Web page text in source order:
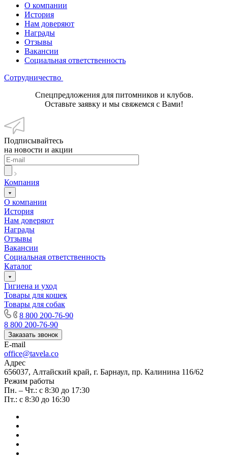
О компании
История
Нам доверяют
Награды
Отзывы
Вакансии
Социальная ответственность
Сотрудничество
Спецпредложения для питомников и клубов.
Оставьте заявку и мы свяжемся с Вами!
Подписывайтесь
на новости и акции
Компания
О компании
История
Нам доверяют
Награды
Отзывы
Вакансии
Социальная ответственность
Каталог
Гигиена и уход
Товары для кошек
Товары для собак
8 800 200-76-90
8 800 200-76-90
Заказать звонок
E-mail
office@tavela.co
Адрес
656037, Алтайский край, г. Барнаул, пр. Калинина 116/62
Режим работы
Пн. – Чт.: с 8:30 до 17:30
Пт.: с 8:30 до 16:30